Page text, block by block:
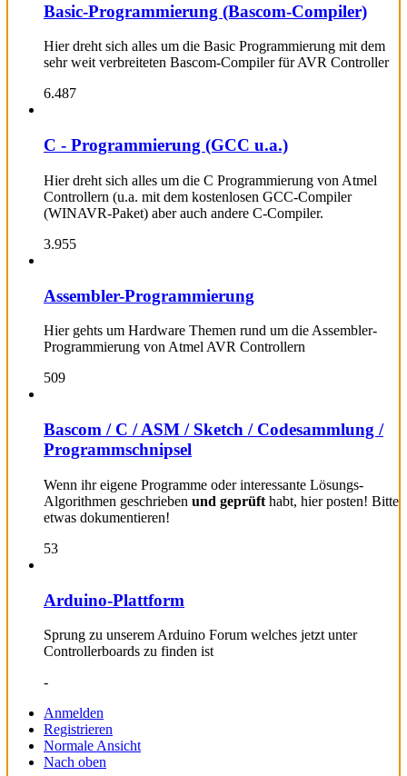
Basic-Programmierung (Bascom-Compiler)
Hier dreht sich alles um die Basic Programmierung mit dem
sehr weit verbreiteten Bascom-Compiler für AVR Controller
6.487
C - Programmierung (GCC u.a.)
Hier dreht sich alles um die C Programmierung von Atmel
Controllern (u.a. mit dem kostenlosen GCC-Compiler
(WINAVR-Paket) aber auch andere C-Compiler.
3.955
Assembler-Programmierung
Hier gehts um Hardware Themen rund um die Assembler-
Programmierung von Atmel AVR Controllern
509
Bascom / C / ASM / Sketch / Codesammlung /
Programmschnipsel
Wenn ihr eigene Programme oder interessante Lösungs-
Algorithmen geschrieben und geprüft habt, hier posten! Bitte
etwas dokumentieren!
53
Arduino-Plattform
Sprung zu unserem Arduino Forum welches jetzt unter
Controllerboards zu finden ist
-
Anmelden
Registrieren
Normale Ansicht
Nach oben